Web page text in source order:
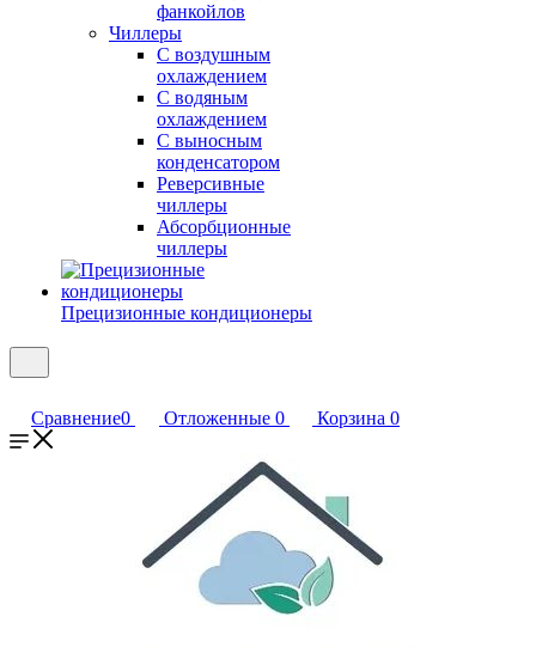
фанкойлов
Чиллеры
С воздушным
охлаждением
С водяным
охлаждением
С выносным
конденсатором
Реверсивные
чиллеры
Абсорбционные
чиллеры
Прецизионные кондиционеры
Сравнение0 Отложенные 0 Корзина 0